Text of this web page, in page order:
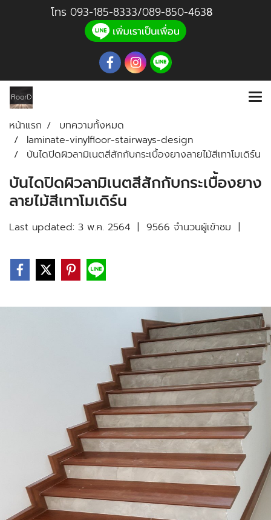
โทร 093-185-8333/089-850-4638
หน้าแรก
บทความทั้งหมด
laminate-vinylfloor-stairways-design
บันไดปิดผิวลามิเนตสีสักกับกระเบื้องยางลายไม้สีเทาโมเดิร์น
บันไดปิดผิวลามิเนตสีสักกับกระเบื้องยาง
ลายไม้สีเทาโมเดิร์น
Last updated: 3 พ.ค. 2564 | 9566 จำนวนผู้เข้าชม |